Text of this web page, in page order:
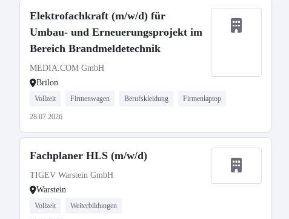
Elektrofachkraft (m/w/d) für
Umbau- und Erneuerungsprojekt im
Bereich Brandmeldetechnik
MEDIA.COM GmbH
Brilon
Vollzeit Firmenwagen Berufskleidung Firmenlaptop
28.07.2026
Fachplaner HLS (m/w/d)
TIGEV Warstein GmbH
Warstein
Vollzeit Weiterbildungen